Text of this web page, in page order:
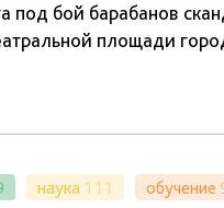
под бой барабанов
площади
наука 111 обучение